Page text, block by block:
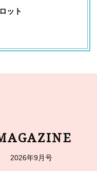
ット
2026年9月号